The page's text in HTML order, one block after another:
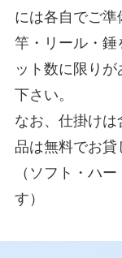
には各自でご準
竿・リール・錘
ット数に限り
下さい。
なお、仕掛けは
品は無料でお貸
（ソフト・ハ
す）